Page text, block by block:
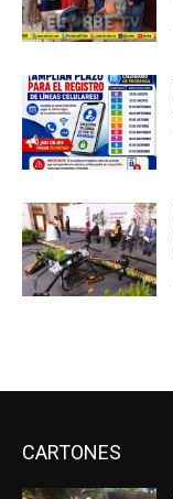
CARTONES